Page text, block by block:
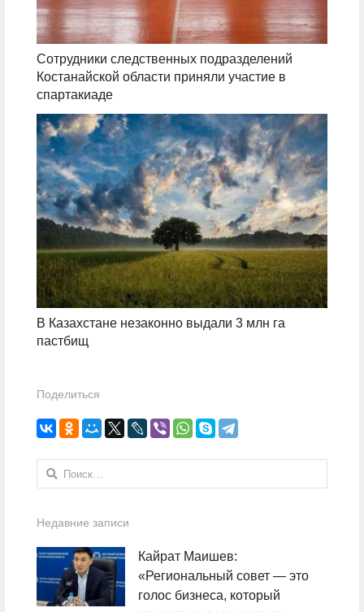
Сотрудники следственных подразделений
Костанайской области приняли участие в
спартакиаде
В Казахстане незаконно выдали 3 млн га
пастбищ
Поделиться
Найти:
Недавние записи
Кайрат Маишев:
«Региональный совет — это
голос бизнеса, который